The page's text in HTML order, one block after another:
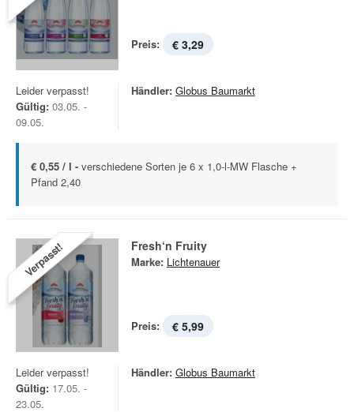
Preis: € 3,29
Leider verpasst!
Gültig: 03.05. -
09.05.
Händler: Globus Baumarkt
€ 0,55 / l - verschiedene Sorten je 6 x 1,0-l-MW Flasche +
Pfand 2,40
Verpasst! Fresh‘n Fruity
Marke: Lichtenauer
Preis: € 5,99
Leider verpasst!
Gültig: 17.05. -
23.05.
Händler: Globus Baumarkt